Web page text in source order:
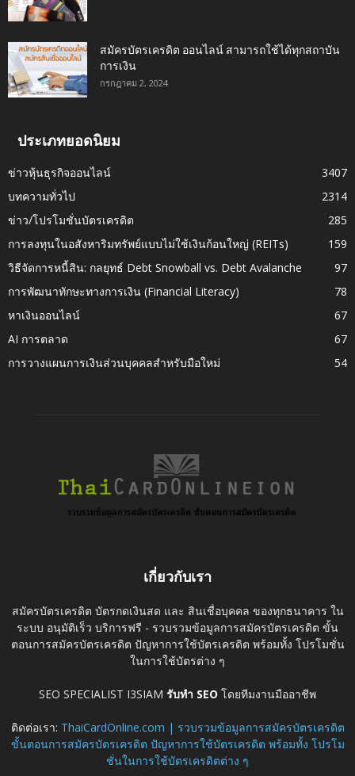
สมัครบัตรเครดิต ออนไลน์ สามารถใช้ได้ทุกสถาบัน
การเงิน
กรกฎาคม 2, 2024
ประเภทยอดนิยม
ข่าวหุ้นธุรกิจออนไลน์
3407
บทความทั่วไป
2314
ข่าว/โปรโมชั่นบัตรเครดิต
285
การลงทุนในอสังหาริมทรัพย์แบบไม่ใช้เงินก้อนใหญ่ (REITs)
159
วิธีจัดการหนี้สิน: กลยุทธ์ Debt Snowball vs. Debt Avalanche
97
การพัฒนาทักษะทางการเงิน (Financial Literacy)
78
หาเงินออนไลน์
67
AI การตลาด
67
การวางแผนการเงินส่วนบุคคลสำหรับมือใหม่
54
เกี่ยวกับเรา
สมัครบัตรเครดิต บัตรกดเงินสด และ สินเชื่อบุคคล ของทุกธนาคาร ใน
ระบบ อนุมัติเร็ว บริการฟรี - รวบรวมข้อมูลการสมัครบัตรเครดิต ขั้น
ตอนการสมัครบัตรเครดิต ปัญหาการใช้บัตรเครดิต พร้อมทั้ง โปรโมชั่น
ในการใช้บัตรต่าง ๆ
SEO SPECIALIST I3SIAM รับทำ SEO โดยทีมงานมืออาชีพ
ติดต่อเรา: ThaiCardOnline.com | รวบรวมข้อมูลการสมัครบัตรเครดิต
ขั้นตอนการสมัครบัตรเครดิต ปัญหาการใช้บัตรเครดิต พร้อมทั้ง โปรโม
ชั่นในการใช้บัตรเครดิตต่าง ๆ